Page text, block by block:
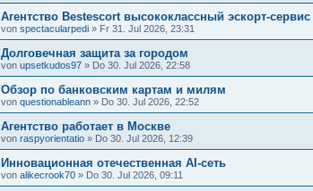
Агентство Bestescort высококлассный эскорт-сервис
von spectacularpedi » Fr 31. Jul 2026, 23:31
Долговечная защита за городом
von upsetkudos97 » Do 30. Jul 2026, 22:58
Обзор по банковским картам и милям
von questionableann » Do 30. Jul 2026, 22:52
Агентство работает в Москве
von raspyorientatio » Do 30. Jul 2026, 12:39
Инновационная отечественная AI-сеть
von alikecrook70 » Do 30. Jul 2026, 09:11